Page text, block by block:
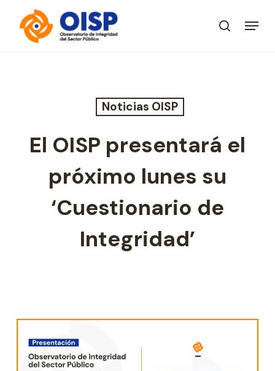
search
Menu
Noticias OISP
El OISP presentará el
próximo lunes su
‘Cuestionario de
Integridad’